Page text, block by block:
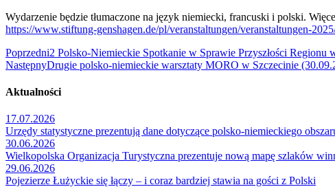
Wydarzenie będzie tłumaczone na język niemiecki, francuski i polski.
https://www.stiftung-genshagen.de/pl/veranstaltungen/veranstaltungen-
Poprzedni2 Polsko-Niemieckie Spotkanie w Sprawie Przyszłości Regionu
NastępnyDrugie polsko-niemieckie warsztaty MORO w Szczecinie
Aktualności
17.07.2026
Urzędy statystyczne prezentują dane dotyczące polsko-niemieckiego
30.06.2026
Wielkopolska Organizacja Turystyczna prezentuje nową mapę szlaków
29.06.2026
Pojezierze Łużyckie się łączy – i coraz bardziej stawia na gości z Polski